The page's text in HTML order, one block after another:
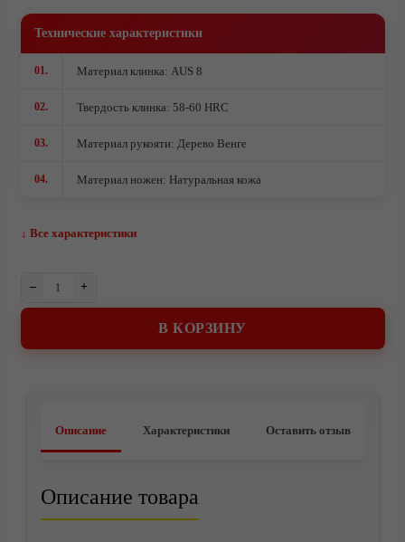
Ножи кованые из стали 95Х18
Ножи из стали AUS10Co
Ножи кованые из стали Х12МФ
Технические характеристики
01. Материал клинка: AUS 8
02. Твердость клинка: 58-60 HRC
03. Материал рукояти: Дерево Венге
04. Материал ножен: Натуральная кожа
↓ Все характеристики
– +
В КОРЗИНУ
Описание Характеристики Оставить отзыв
Описание товара